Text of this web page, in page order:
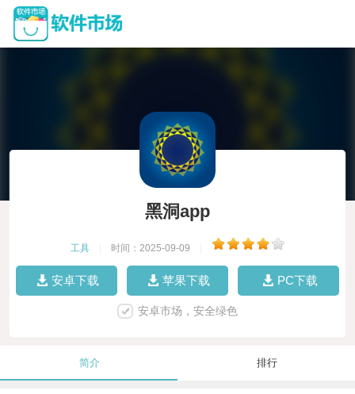
黑洞app
工具 时间：2025-09-09
安卓下载 苹果下载 PC下载
安卓市场，安全绿色
简介 排行